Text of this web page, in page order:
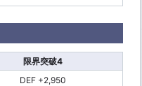
限界突破4
DEF +2,950